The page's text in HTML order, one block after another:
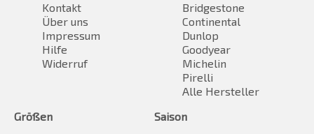
Kontakt
Über uns
Impressum
Hilfe
Widerruf
Bridgestone
Continental
Dunlop
Goodyear
Michelin
Pirelli
Alle Hersteller
Größen
Saison